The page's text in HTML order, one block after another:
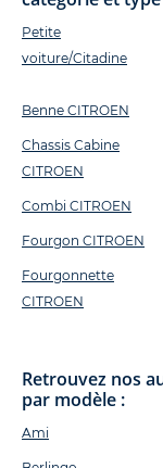
Petite
voiture/Citadine
Benne CITROEN
Chassis Cabine
CITROEN
Combi CITROEN
Fourgon CITROEN
Fourgonnette
CITROEN
Retrouvez nos
par modèle :
Ami